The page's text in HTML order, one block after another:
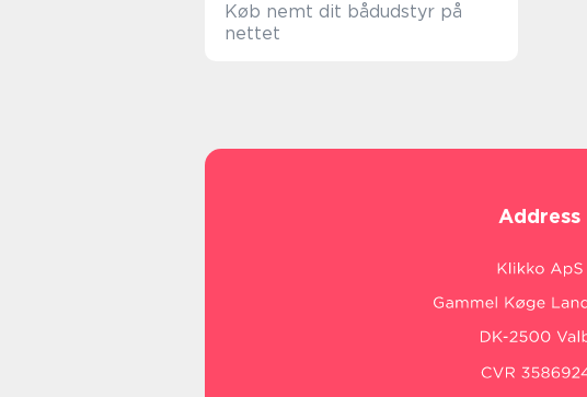
Køb nemt dit bådudstyr på
nettet
Address